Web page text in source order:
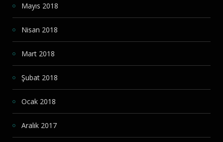
Mayıs 2018
Nisan 2018
Mart 2018
Şubat 2018
Ocak 2018
Aralık 2017